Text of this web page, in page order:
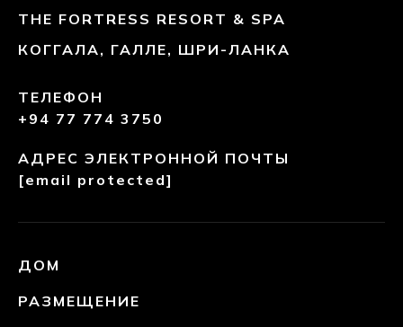
THE FORTRESS RESORT & SPA
КОГГАЛА, ГАЛЛЕ, ШРИ-ЛАНКА
ТЕЛЕФОН
+94 77 774 3750
АДРЕС ЭЛЕКТРОННОЙ ПОЧТЫ
[email protected]
ДОМ
РАЗМЕЩЕНИЕ